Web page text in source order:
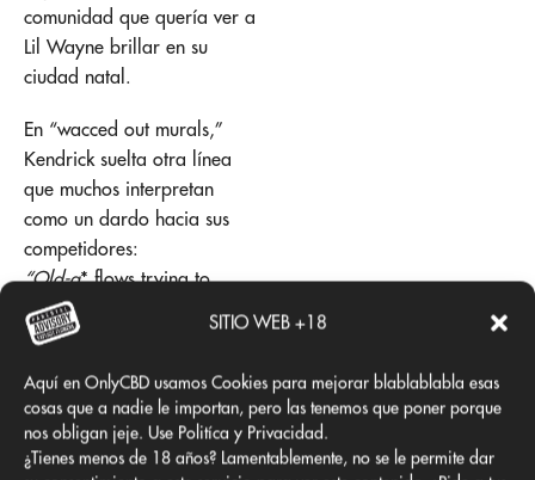
SITIO WEB +18
Aquí en OnlyCBD usamos Cookies para mejorar blablablabla esas
cosas que a nadie le importan, pero las tenemos que poner porque
nos obligan jeje. Use Politíca y Privacidad.
¿Tienes menos de 18 años? Lamentablemente, no se le permite dar
comunidad que quería ver a
Lil Wayne brillar en su
ciudad natal.
En “wacced out murals,”
Kendrick suelta otra línea
que muchos interpretan
como un dardo hacia sus
competidores:
“Old-a* flows trying to
convince me that you they
favorite.”*
Aunque no menciona
nombres, la indirecta es
clara: Kendrick siente que
algunos ya están fuera de